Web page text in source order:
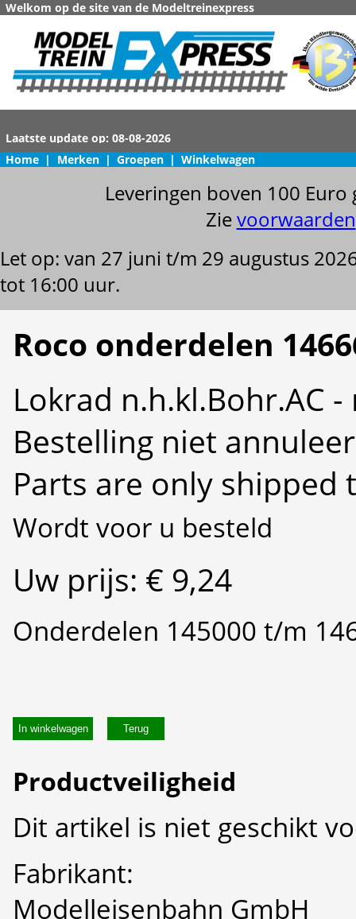
Welkom op de site van de Modeltreinexpress
Home | Merken | Groepen | Winkelwagen
Leveringen boven 100
Zievoorwaarden
Let op: van 27 juni t/m 29 augustus
tot 16:00 uur.
Roco onderdelen
Lokrad n.h.kl.Bohr.AC
Bestelling niet
Parts are only shipped
Wordt voor u besteld
Uw prijs: € 9,24
Onderdelen 145000 t/m
In winkelwagen
Productveiligheid
Dit artikel is niet geschikt
Fabrikant:
Modelleisenbahn GmbH